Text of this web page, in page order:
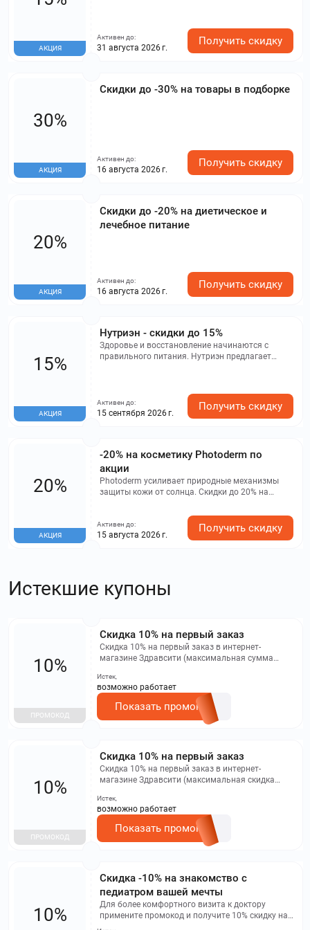
место в своей категории. На этой странице
собраны все товары частных торговых марок
по привлекательным ценам
АКЦИЯ
Активен до:
31 августа 2026 г.
Получить скидку
Скидки до -30% на товары в подборке
30%
АКЦИЯ
Активен до:
16 августа 2026 г.
Получить скидку
Скидки до -20% на диетическое и
лечебное питание
20%
АКЦИЯ
Активен до:
16 августа 2026 г.
Получить скидку
Нутриэн - скидки до 15%
Здоровье и восстановление начинаются с
правильного питания. Нутриэн предлагает
получаете скидку до -15% на товары, а также в
подарок консультацию врача-невролога,
оптимального варианта.
15%
АКЦИЯ
Активен до:
15 сентября 2026 г.
Получить скидку
-20% на косметику Photoderm по
акции
Photoderm усиливает природные механизмы
защиты кожи от солнца. Скидки до 20% на
20%
АКЦИЯ
Активен до:
15 августа 2026 г.
Получить скидку
Истекшие купоны
Скидка 10% на первый заказ
Скидка 10% на первый заказ в интернет-
магазине Здравсити (максимальная сумма
работает в мобильном приложении и не
распространяется на заказы бронирования
10%
ПРОМОКОД
Истек,
возможно работает
Показать промокод
Скидка 10% на первый заказ
Скидка 10% на первый заказ в интернет-
магазине Здравсити (максимальная скидка
распространяется на заказы, сделанные через
мобильное приложение, а также на
бронирование товаров
10%
ПРОМОКОД
Истек,
возможно работает
Показать промокод
Скидка -10% на знакомство с
педиатром вашей мечты
Для более комфортного визита к доктору
примените промокод и получите 10% скидку на
первый приём в клиниках docdeti
10%